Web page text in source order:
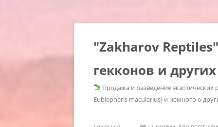
"Zakharov
гекконов и
Продажа и разведение
Eublepharis macularius) и немного о